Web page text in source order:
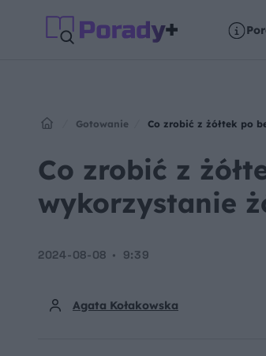
Gotowanie Co zrobić z żółtek po
Co zrobić z
wykorzystanie
Agata Kołakowska
2024-08-08 9:39